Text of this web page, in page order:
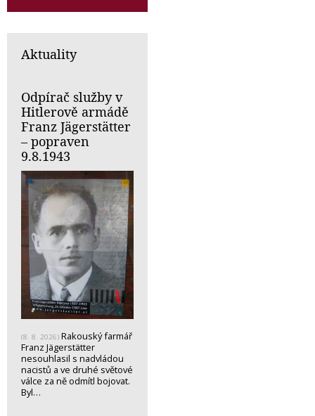
Aktuality
Odpírač služby v
Hitlerově armádě
Franz Jägerstätter
– popraven
9.8.1943
(8. 8. 2026) Rakouský farmář
Franz Jägerstätter
nesouhlasil s nadvládou
nacistů a ve druhé světové
válce za ně odmítl bojovat.
Byl…